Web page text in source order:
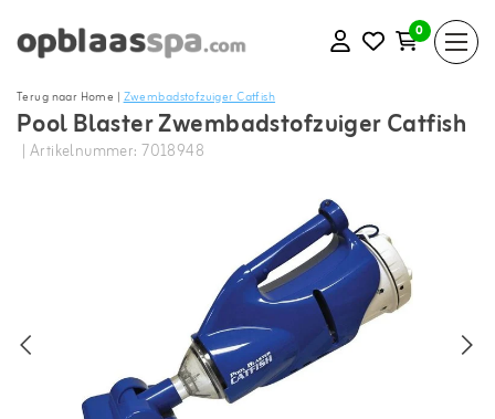
0
Terug naar Home |Zwembadstofzuiger Catfish
Pool Blaster Zwembadstofzuiger Catfish
| Artikelnummer: 7018948